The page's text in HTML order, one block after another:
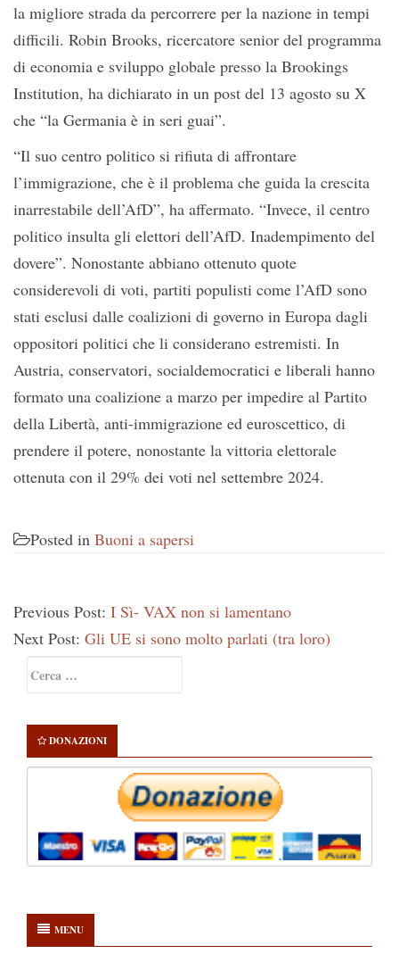
la migliore strada da percorrere per la nazione in tempi
difficili. Robin Brooks, ricercatore senior del programma
di economia e sviluppo globale presso la Brookings
Institution, ha dichiarato in un post del 13 agosto su X
che “la Germania è in seri guai”.
“Il suo centro politico si rifiuta di affrontare
l’immigrazione, che è il problema che guida la crescita
inarrestabile dell’AfD”, ha affermato. “Invece, il centro
politico insulta gli elettori dell’AfD. Inadempimento del
dovere”. Nonostante abbiano ottenuto quote
considerevoli di voti, partiti populisti come l’AfD sono
stati esclusi dalle coalizioni di governo in Europa dagli
oppositori politici che li considerano estremisti. In
Austria, conservatori, socialdemocratici e liberali hanno
formato una coalizione a marzo per impedire al Partito
della Libertà, anti-immigrazione ed euroscettico, di
prendere il potere, nonostante la vittoria elettorale
ottenuta con il 29% dei voti nel settembre 2024.
Posted in Buoni a sapersi
Previous Post: I Sì- VAX non si lamentano
Next Post: Gli UE si sono molto parlati (tra loro)
Sidebar
per:
DONAZIONI
MENU